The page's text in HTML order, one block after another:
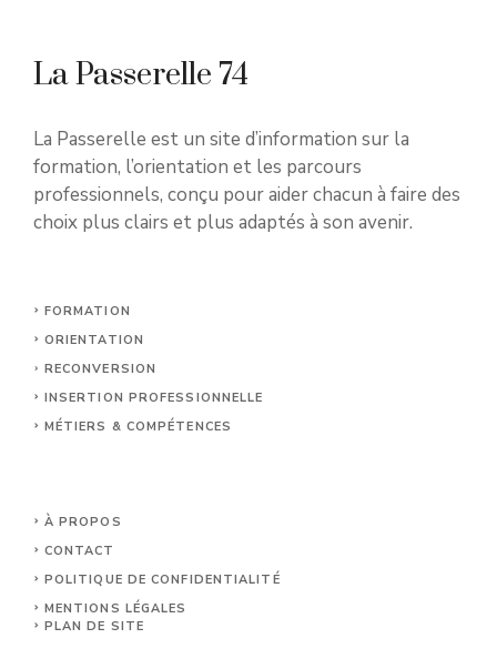
La Passerelle 74
La Passerelle est un site d’information sur la
formation, l’orientation et les parcours
professionnels, conçu pour aider chacun à faire des
choix plus clairs et plus adaptés à son avenir.
FORMATION
ORIENTATION
RECONVERSION
INSERTION PROFESSIONNELLE
MÉTIERS & COMPÉTENCES
À PROPOS
CONTACT
POLITIQUE DE CONFIDENTIALITÉ
MENTIONS LÉGALES
PLAN DE SITE